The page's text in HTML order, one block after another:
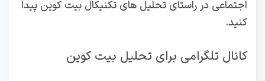
اجتماعی در راستای تحلیل های تکنیکال بیت کوین پیدا
کنید.
کانال تلگرامی برای تحلیل بیت کوین